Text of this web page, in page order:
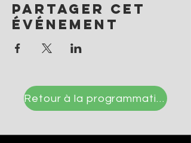
Partager cet
événement
Retour à la programmation